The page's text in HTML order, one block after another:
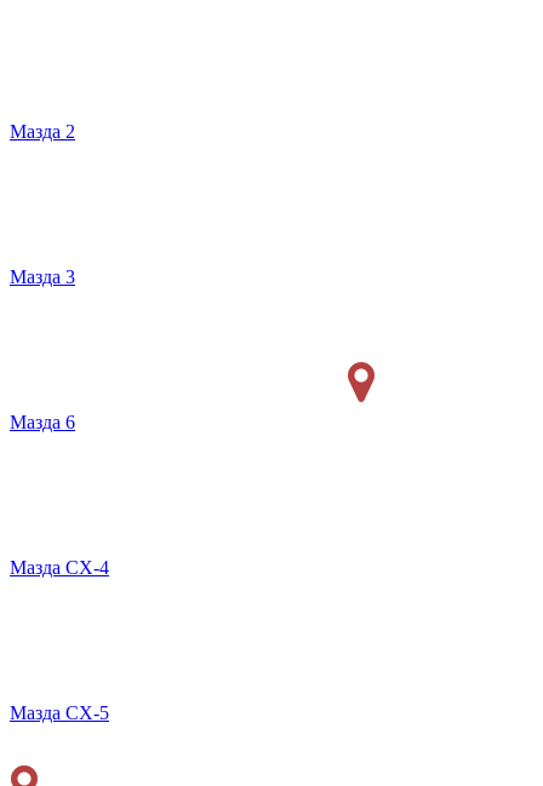
Мазда 2
Мазда 3
Мазда 6
Мазда СХ-4
Мазда СХ-5